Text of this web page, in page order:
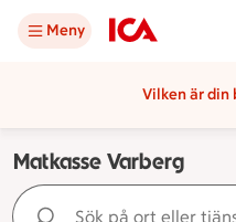
Meny
Vilken är din
Matkasse Varberg
Sök på ort eller tjänst